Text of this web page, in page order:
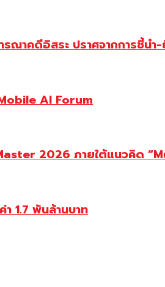
าคดีอิสระ ปราศจากการชี้นำ
AI Forum
2026 ภายใต้แนวคิด
1.7 พันล้านบาท